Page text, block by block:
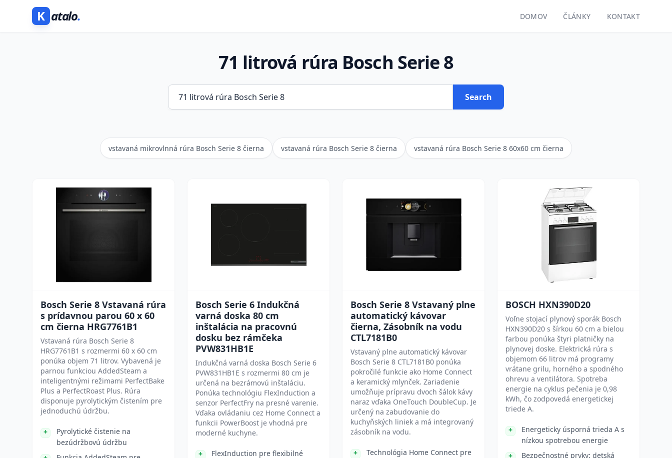
K atalo. DOMOV ČLÁNKY KONTAKT
71 litrová rúra Bosch Serie 8
Search
vstavaná mikrovlnná rúra Bosch Serie 8 čierna vstavaná rúra Bosch Serie 8 čierna vstavaná rúra Bosch Serie 8 60x60 cm čierna
Bosch Serie 8 Vstavaná rúra
s prídavnou parou 60 x 60
cm čierna HRG7761B1
Vstavaná rúra Bosch Serie 8
HRG7761B1 s rozmermi 60 x 60 cm
ponúka objem 71 litrov. Vybavená je
parnou funkciou AddedSteam a
inteligentnými režimami PerfectBake
Plus a PerfectRoast Plus. Rúra
disponuje pyrolytickým čistením pre
jednoduchú údržbu.
Pyrolytické čistenie na
bezúdržbovú údržbu
Bosch Serie 6 Indukčná
varná doska 80 cm
inštalácia na pracovnú
dosku bez rámčeka
PVW831HB1E
Indukčná varná doska Bosch Serie 6
PVW831HB1E s rozmermi 80 cm je
určená na bezrámovú inštaláciu.
Ponúka technológiu FlexInduction a
senzor PerfectFry na presné varenie.
Vďaka ovládaniu cez Home Connect a
funkcii PowerBoost je vhodná pre
moderné kuchyne.
FlexInduction pre flexibilné
Bosch Serie 8 Vstavaný plne
automatický kávovar
čierna, Zásobník na vodu
CTL7181B0
Vstavaný plne automatický kávovar
Bosch Serie 8 CTL7181B0 ponúka
pokročilé funkcie ako Home Connect
a keramický mlynček. Zariadenie
umožňuje prípravu dvoch šálok kávy
naraz vďaka OneTouch DoubleCup. Je
určený na zabudovanie do
kuchyňských liniek a má integrovaný
zásobník na vodu.
Technológia Home Connect pre
BOSCH HXN390D20
Voľne stojací plynový sporák Bosch
HXN390D20 s šírkou 60 cm a bielou
farbou ponúka štyri platničky na
plynovej doske. Elektrická rúra s
objemom 66 litrov má programy
vrátane grilu, horného a spodného
ohrevu a ventilátora. Spotreba
energie na cyklus pečenia je 0,98
kWh, čo zodpovedá energetickej
triede A.
Energeticky úsporná trieda A s
nízkou spotrebou energie
Bezpečnostné prvky: detská